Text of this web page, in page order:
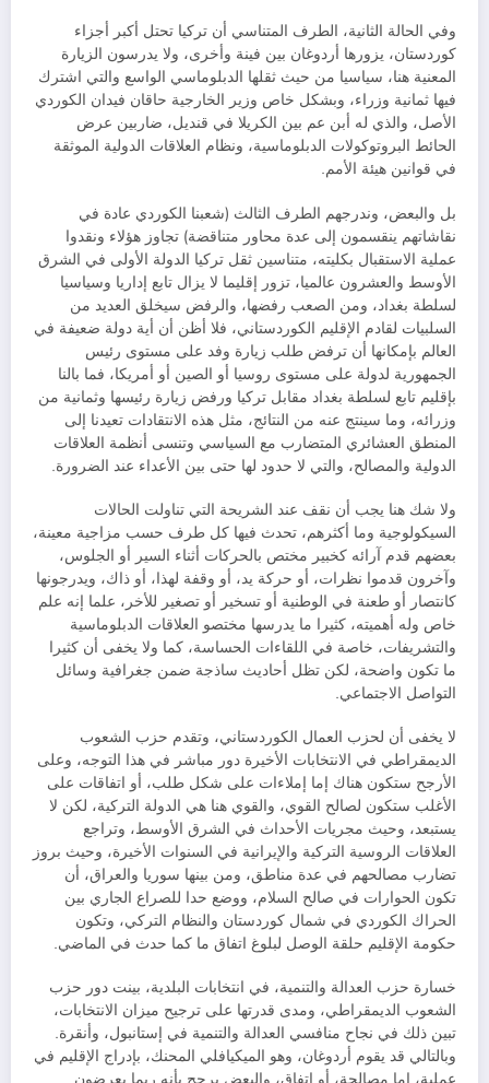
وفي الحالة الثانية، الطرف المتناسي أن تركيا تحتل أكبر أجزاء
كوردستان، يزورها أردوغان بين فينة وأخرى، ولا يدرسون الزيارة
المعنية هنا، سياسيا من حيث ثقلها الدبلوماسي الواسع والتي اشترك
فيها ثمانية وزراء، وبشكل خاص وزير الخارجية حاقان فيدان الكوردي
الأصل، والذي له أبن عم بين الكريلا في قنديل، ضاربين عرض
الحائط البروتوكولات الدبلوماسية، ونظام العلاقات الدولية الموثقة
في قوانين هيئة الأمم.
بل والبعض، وندرجهم الطرف الثالث (شعبنا الكوردي عادة في
نقاشاتهم ينقسمون إلى عدة محاور متناقضة) تجاوز هؤلاء ونقدوا
عملية الاستقبال بكليته، متناسين ثقل تركيا الدولة الأولى في الشرق
الأوسط والعشرون عالميا، تزور إقليما لا يزال تابع إداريا وسياسيا
لسلطة بغداد، ومن الصعب رفضها، والرفض سيخلق العديد من
السلبيات لقادم الإقليم الكوردستاني، فلا أظن أن أية دولة ضعيفة في
العالم بإمكانها أن ترفض طلب زيارة وفد على مستوى رئيس
الجمهورية لدولة على مستوى روسيا أو الصين أو أمريكا، فما بالنا
بإقليم تابع لسلطة بغداد مقابل تركيا ورفض زيارة رئيسها وثمانية من
وزرائه، وما سينتج عنه من النتائج، مثل هذه الانتقادات تعيدنا إلى
المنطق العشائري المتضارب مع السياسي وتنسى أنظمة العلاقات
الدولية والمصالح، والتي لا حدود لها حتى بين الأعداء عند الضرورة.
ولا شك هنا يجب أن نقف عند الشريحة التي تناولت الحالات
السيكولوجية وما أكثرهم، تحدث فيها كل طرف حسب مزاجية معينة،
بعضهم قدم آرائه كخبير مختص بالحركات أثناء السير أو الجلوس،
وآخرون قدموا نظرات، أو حركة يد، أو وقفة لهذا، أو ذاك، ويدرجونها
كانتصار أو طعنة في الوطنية أو تسخير أو تصغير للأخر، علما إنه علم
خاص وله أهميته، كثيرا ما يدرسها مختصو العلاقات الدبلوماسية
والتشريفات، خاصة في اللقاءات الحساسة، كما ولا يخفى أن كثيرا
ما تكون واضحة، لكن تظل أحاديث ساذجة ضمن جغرافية وسائل
التواصل الاجتماعي.
لا يخفى أن لحزب العمال الكوردستاني، وتقدم حزب الشعوب
الديمقراطي في الانتخابات الأخيرة دور مباشر في هذا التوجه، وعلى
الأرجح ستكون هناك إما إملاءات على شكل طلب، أو اتفاقات على
الأغلب ستكون لصالح القوي، والقوي هنا هي الدولة التركية، لكن لا
يستبعد، وحيث مجريات الأحداث في الشرق الأوسط، وتراجع
العلاقات الروسية التركية والإيرانية في السنوات الأخيرة، وحيث بروز
تضارب مصالحهم في عدة مناطق، ومن بينها سوريا والعراق، أن
تكون الحوارات في صالح السلام، ووضع حدا للصراع الجاري بين
الحراك الكوردي في شمال كوردستان والنظام التركي، وتكون
حكومة الإقليم حلقة الوصل لبلوغ اتفاق ما كما حدث في الماضي.
خسارة حزب العدالة والتنمية، في انتخابات البلدية، بينت دور حزب
الشعوب الديمقراطي، ومدى قدرتها على ترجيح ميزان الانتخابات،
تبين ذلك في نجاح منافسي العدالة والتنمية في إستانبول، وأنقرة.
وبالتالي قد يقوم أردوغان، وهو الميكيافلي المحنك، بإدراج الإقليم في